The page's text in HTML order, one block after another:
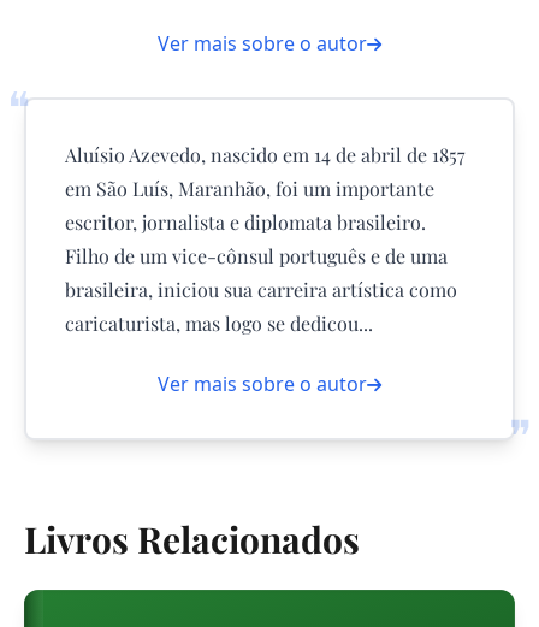
Ver mais sobre o autor
❝
❞
Aluísio Azevedo, nascido em 14 de abril de 1857
em São Luís, Maranhão, foi um importante
escritor, jornalista e diplomata brasileiro.
Filho de um vice-cônsul português e de uma
brasileira, iniciou sua carreira artística como
caricaturista, mas logo se dedicou...
Ver mais sobre o autor
Livros Relacionados